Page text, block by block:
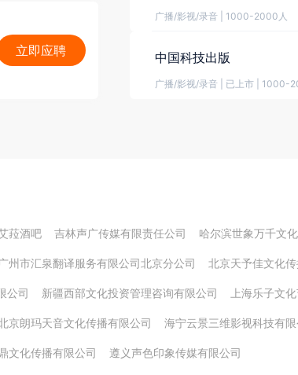
立即应聘
广播/影视/录音 1000-2000人
中国科技出版
广播/影视/录音 已上市 1000-
菈酒吧 吉林声广传媒有限责任公司 哈尔滨世象万千文
广州市汇泉翻译服务有限公司北京分公司 北京天予佳文化
公司 新疆西部文化投资管理咨询有限公司 上海乐子文
京朗玛天音文化传播有限公司 海宁云景三维影视科技有限
文化传播有限公司 遵义声色印象传媒有限公司